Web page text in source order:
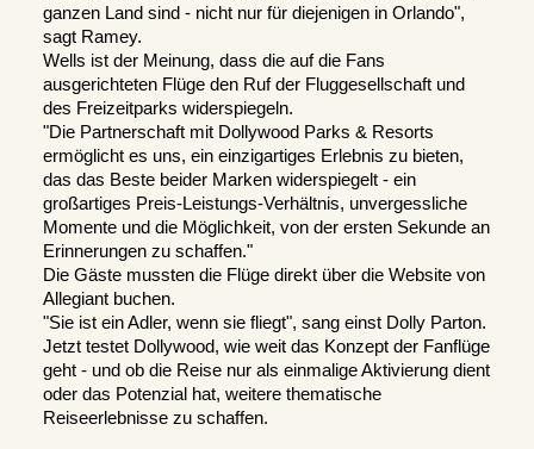
ganzen Land sind - nicht nur für diejenigen in Orlando",
sagt Ramey.
Wells ist der Meinung, dass die auf die Fans
ausgerichteten Flüge den Ruf der Fluggesellschaft und
des Freizeitparks widerspiegeln.
"Die Partnerschaft mit Dollywood Parks & Resorts
ermöglicht es uns, ein einzigartiges Erlebnis zu bieten,
das das Beste beider Marken widerspiegelt - ein
großartiges Preis-Leistungs-Verhältnis, unvergessliche
Momente und die Möglichkeit, von der ersten Sekunde an
Erinnerungen zu schaffen."
Die Gäste mussten die Flüge direkt über die Website von
Allegiant buchen.
"Sie ist ein Adler, wenn sie fliegt", sang einst Dolly Parton.
Jetzt testet Dollywood, wie weit das Konzept der Fanflüge
geht - und ob die Reise nur als einmalige Aktivierung dient
oder das Potenzial hat, weitere thematische
Reiseerlebnisse zu schaffen.